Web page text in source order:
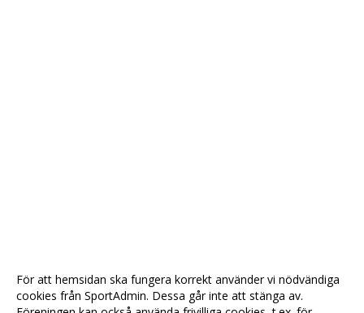
För att hemsidan ska fungera korrekt använder vi nödvändiga
cookies från SportAdmin. Dessa går inte att stänga av.